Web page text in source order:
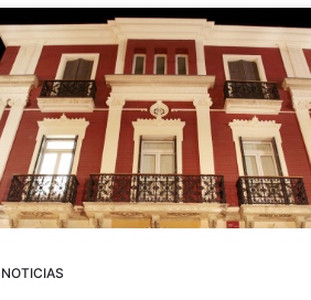
NOTICIAS